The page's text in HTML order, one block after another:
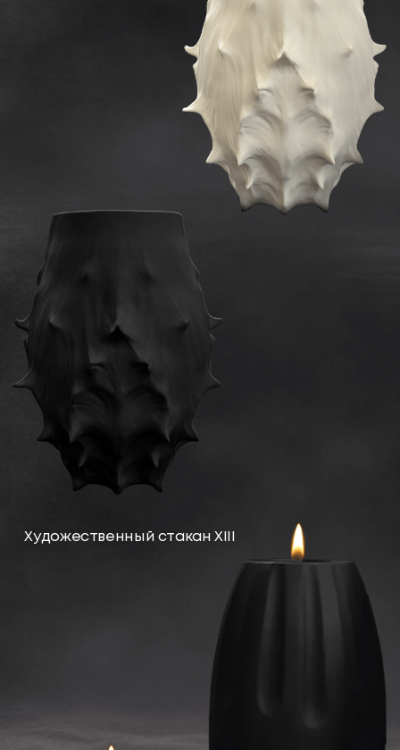
Срезы бразильского агата
Природный минерал
возрастом 65 миллионов лет
Подставки c драгоценными
вдохновлённые самой природой